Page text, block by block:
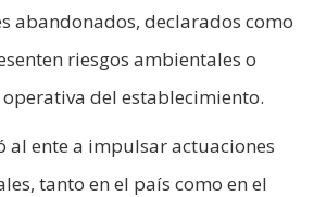
abandonados, declarados como
riesgos ambientales o
del establecimiento.
al ente a impulsar actuaciones
tanto en el país como en el